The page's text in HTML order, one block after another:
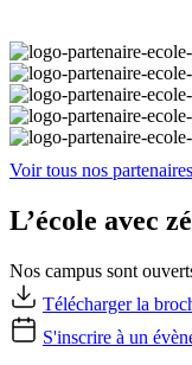
Voir tous nos partenaires
L’école avec
Nos campus sont
Télécharger la
S'inscrire à un